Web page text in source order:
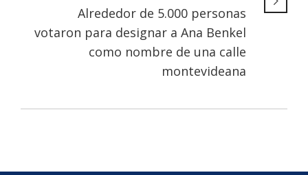
Alrededor de 5.000 personas
votaron para designar a Ana Benkel
como nombre de una calle
montevideana